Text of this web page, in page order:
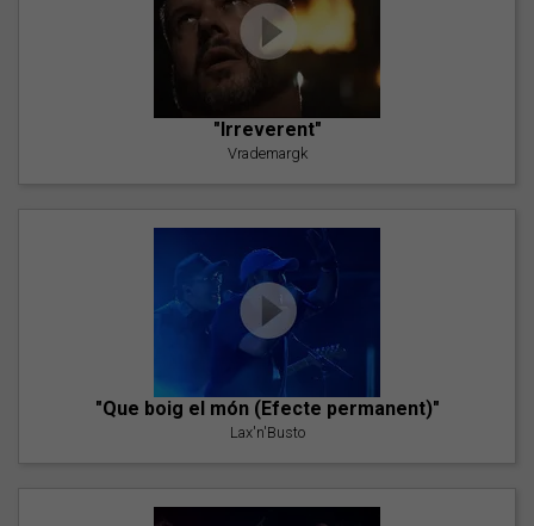
"Irreverent"
Vrademargk
"Que boig el món (Efecte permanent)"
Lax'n'Busto